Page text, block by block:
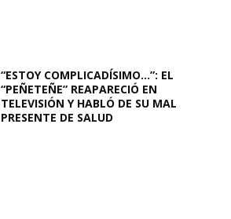
“ESTOY COMPLICADÍSIMO…”: EL
“PEÑETEÑE” REAPARECIÓ EN
TELEVISIÓN Y HABLÓ DE SU MAL
PRESENTE DE SALUD